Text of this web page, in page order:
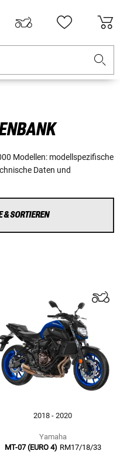
Modellen: modellspezifische
Daten und
& SORTIEREN
2018 - 2020
Yamaha
MT-07 (EURO 4) RM17/18/33